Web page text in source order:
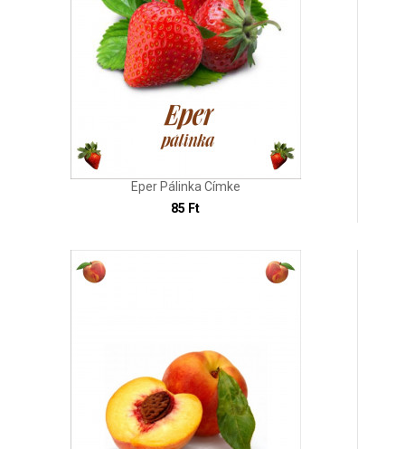
Eper Pálinka Címke
85 Ft